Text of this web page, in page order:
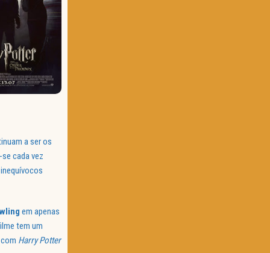
a ser os
cada vez
em apenas
tem um
Harry Potter